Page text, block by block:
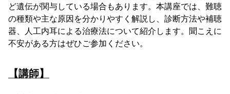
ど遺伝が関与している場合もあります。本講座では、難聴
の種類や主な原因を分かりやすく解説し、診断方法や補聴
器、人工内耳による治療法について紹介します。聞こえに
不安がある方はぜひご参加ください。
【講師】